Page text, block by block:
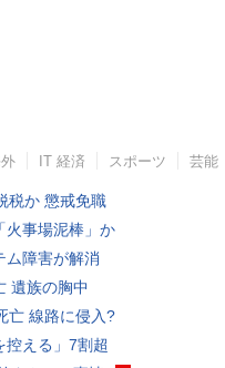
IT 経済 スポーツ 芸能
税か 懲戒免職
火事場泥棒」か
ム障害が解消
遺族の胸中
亡 線路に侵入?
控える」7割超